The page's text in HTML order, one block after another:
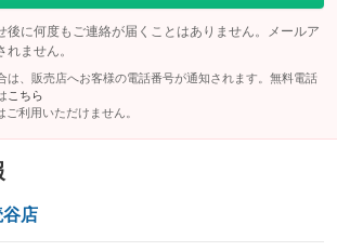
後に何度もご連絡が届くことはありません。メールア
れません。
、販売店へお客様の電話番号が通知されます。無料電話
こちら
利用いただけません。
店